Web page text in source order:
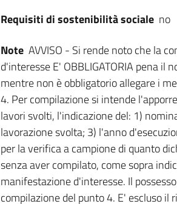
Requisiti di sostenibilità sociale no
Note AVVISO - Si rende noto che la
d'interesse E' OBBLIGATORIA pena
mentre non è obbligatorio allegare i
4. Per compilazione si intende
lavori svolti, l'indicazione del: 1)
lavorazione svolta; 3) l'anno
per la verifica a campione di quanto
senza aver compilato, come sopra
manifestazione d'interesse. Il
compilazione del punto 4. E' escluso